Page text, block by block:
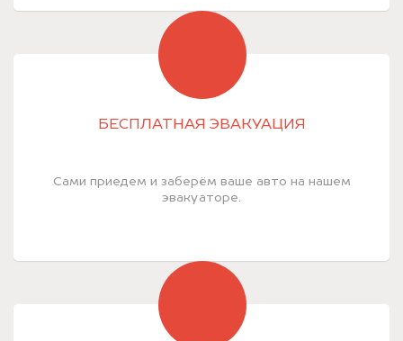
БЕСПЛАТНАЯ ЭВАКУАЦИЯ
Сами приедем и заберём ваше авто на нашем
эвакуаторе.